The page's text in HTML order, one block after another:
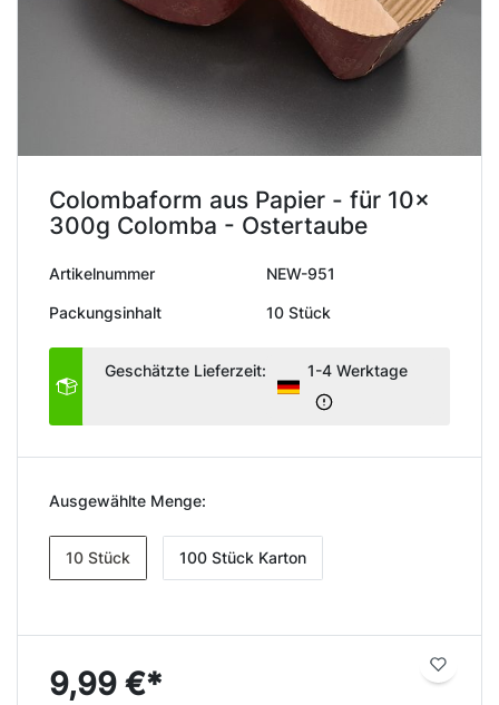
Colombaform aus Papier - für 10x
300g Colomba - Ostertaube
Artikelnummer NEW-951
Packungsinhalt 10 Stück
Geschätzte Lieferzeit: 1-4 Werktage
Ausgewählte Menge:
10 Stück 100 Stück Karton
9,99 €*